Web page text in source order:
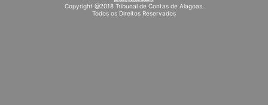
Copyright @2018 Tribunal de Contas de Alagoas.
Todos os Direitos Reservados